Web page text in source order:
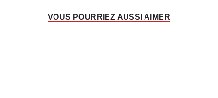
VOUS POURRIEZ AUSSI AIMER